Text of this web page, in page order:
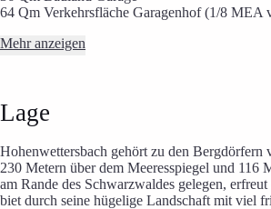
64 Qm Verkehrsfläche Garagenhof (1/8 MEA
Mehr anzeigen
Lage
Hohen­wet­ters­bach gehört zu den
230 Metern über dem Meeres­s­pie­gel und 116
am Rande des Schwarz­wal­des gelegen,
biet durch seine hügelige Landschaft mit viel